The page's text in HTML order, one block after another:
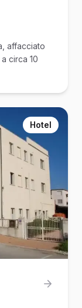
affacciato
circa 10
Hotel